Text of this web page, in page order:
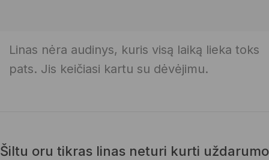
Linas nėra audinys, kuris visą laiką lieka toks
pats. Jis keičiasi kartu su dėvėjimu.
Šiltu oru tikras linas neturi kurti uždarumo